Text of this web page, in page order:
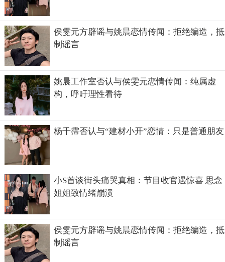
侯雯元方辟谣与姚晨恋情传闻：拒绝编造，抵
制谣言
姚晨工作室否认与侯雯元恋情传闻：纯属虚
构，呼吁理性看待
杨千霈否认与“建材小开”恋情：只是普通朋友
小S首谈街头痛哭真相：节目收官遇惊喜 思念
姐姐致情绪崩溃
侯雯元方辟谣与姚晨恋情传闻：拒绝编造，抵
制谣言